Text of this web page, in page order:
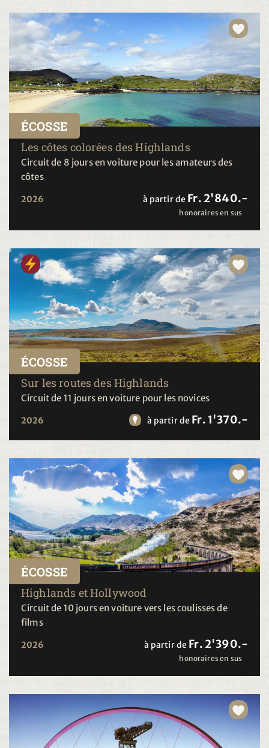
ÉCOSSE
Les côtes colorées des Highlands
Circuit de 8 jours en voiture pour les amateurs des
côtes
2026 à partir de Fr. 2'840.-
honoraires en sus
ÉCOSSE
Sur les routes des Highlands
Circuit de 11 jours en voiture pour les novices
2026 à partir de Fr. 1'370.-
ÉCOSSE
Highlands et Hollywood
Circuit de 10 jours en voiture vers les coulisses de
films
2026 à partir de Fr. 2'390.-
honoraires en sus